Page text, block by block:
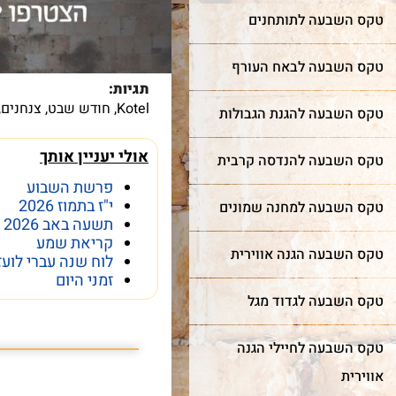
טקס השבעה לתותחנים
טקס השבעה לבאח העורף
טקס השבעה להגנת הגבולות
טקס השבעה להנדסה קרבית
טקס השבעה למחנה שמונים
טקס השבעה הגנה אווירית
טקס השבעה לגדוד מגל
טקס השבעה לחיילי הגנה
אווירית
תגיות:
Kotel
, חודש שבט, צנחנים
אולי יעניין אותך
פרשת השבוע
י"ז בתמוז 2026
תשעה באב 2026
קריאת שמע
לוח שנה עברי
זמני היום